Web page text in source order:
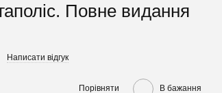
Повне видання
Написати відгук
Порівняти В бажання